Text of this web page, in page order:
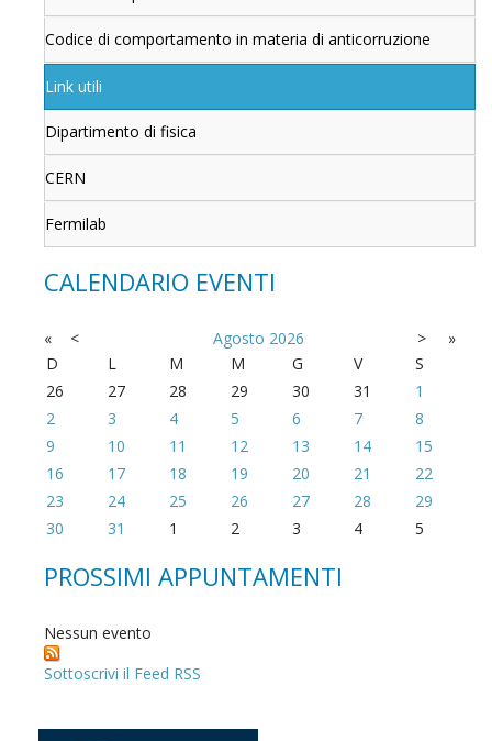
Codice di comportamento in materia di anticorruzione
Link utili
Dipartimento di fisica
CERN
Fermilab
CALENDARIO EVENTI
« < Agosto 2026 >
»
D
L M M G V
S
26
27 28 29 30 31
1
2
3 4 5 6 7
8
9
10 11 12 13 14
15
16
17 18 19 20 21
22
23
24 25 26 27 28
29
30
31 1 2 3 4 5
PROSSIMI APPUNTAMENTI
Nessun evento
Sottoscrivi il Feed RSS